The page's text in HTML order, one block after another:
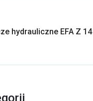
hydrauliczne EFA Z 14